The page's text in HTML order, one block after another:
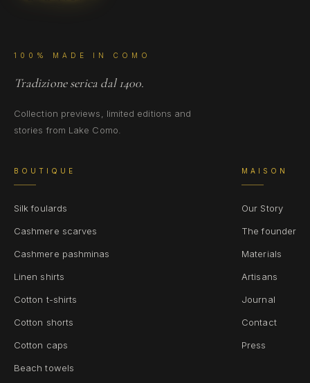
100% MADE IN COMO
Tradizione serica dal 1400.
Collection previews, limited editions and
stories from Lake Como.
BOUTIQUE
Silk foulards
Cashmere scarves
Cashmere pashminas
Linen shirts
Cotton t-shirts
Cotton shorts
Cotton caps
Beach towels
MAISON
Our Story
The founder
Materials
Artisans
Journal
Contact
Press